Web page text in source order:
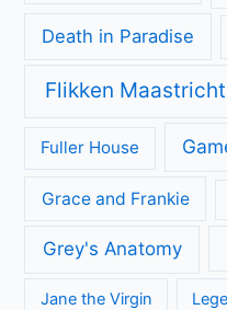
Death in Paradise
Flikken Maastricht
Fuller House
Grace and Frankie
Grey's Anatomy
Jane the Virgin